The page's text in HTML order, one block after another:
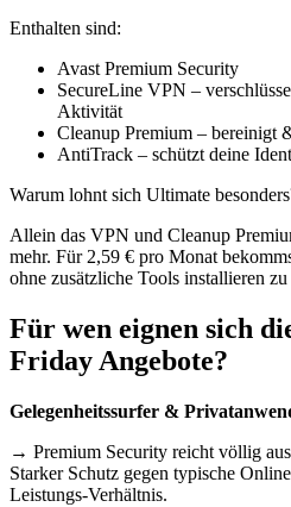
Enthalten sind:
Avast Premium Security
SecureLine VPN –
Aktivität
Cleanup Premium – bereinigt
AntiTrack – schützt deine
Warum lohnt sich Ultimate
Allein das VPN und Cleanup
mehr. Für 2,59 € pro Monat
ohne zusätzliche Tools installieren zu
Für wen eignen sich
Friday Angebote?
Gelegenheitssurfer &
→ Premium Security reicht völlig
Starker Schutz gegen typische
Leistungs-Verhältnis.